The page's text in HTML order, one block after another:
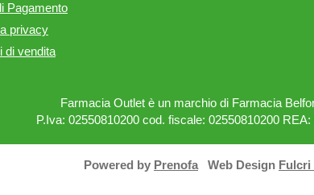
Pagamento
privacy
di vendita
Farmacia Outlet è un marchio di Farmacia
P.Iva: 02550810200 cod. fiscale: 02550810200
Powered by Prenofa Web Design Fulcri